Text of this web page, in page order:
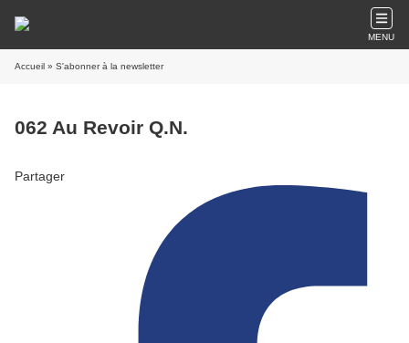
MENU
Accueil » S'abonner à la newsletter
062 Au Revoir Q.N.
Partager